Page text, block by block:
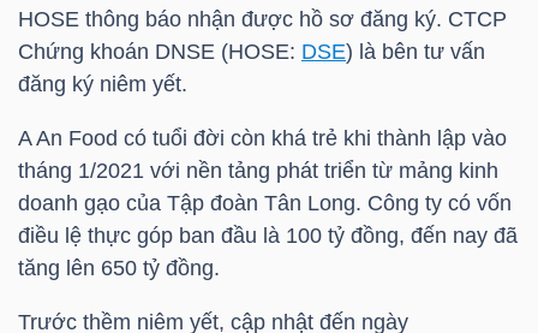
HOSE thông báo nhận được hồ sơ đăng ký. CTCP
Chứng khoán DNSE (HOSE: DSE) là bên tư vấn
đăng ký niêm yết.
A An Food có tuổi đời còn khá trẻ khi thành lập vào
tháng 1/2021 với nền tảng phát triển từ mảng kinh
doanh gạo của Tập đoàn Tân Long. Công ty có vốn
điều lệ thực góp ban đầu là 100 tỷ đồng, đến nay đã
tăng lên 650 tỷ đồng.
Trước thềm niêm yết, cập nhật đến ngày
TÀI
CHÍNH
CÁ
NHÂN
PHÂN
TÍCH
VIETSTOCKFINANCE